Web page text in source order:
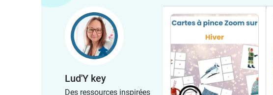
Lud'Y key
Des ressources inspirées